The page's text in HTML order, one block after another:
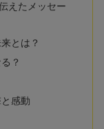
えたメッセー
とは？
？
感動